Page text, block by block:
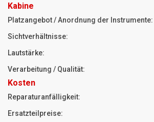
Kabine
Platzangebot / Anordnung der Instrumente:
Sichtverhältnisse:
Lautstärke:
Verarbeitung / Qualität:
Kosten
Reparaturanfälligkeit:
Ersatzteilpreise: